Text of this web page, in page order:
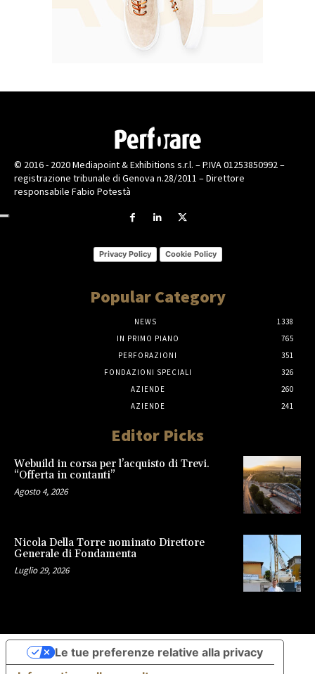
© 2016 - 2020 Mediapoint & Exhibitions s.r.l. – P.IVA 01253850992 –
registrazione tribunale di Genova n.28/2011 – Direttore
responsabile Fabio Potestà
Privacy Policy Cookie Policy
Popular Category
NEWS
1338
IN PRIMO PIANO
765
PERFORAZIONI
351
FONDAZIONI SPECIALI
326
AZIENDE
260
AZIENDE
241
Editor Picks
Webuild in corsa per l’acquisto di Trevi.
“Offerta in contanti”
Agosto 4, 2026
Nicola Della Torre nominato Direttore
Generale di Fondamenta
Luglio 29, 2026
Le tue preferenze relative alla privacy